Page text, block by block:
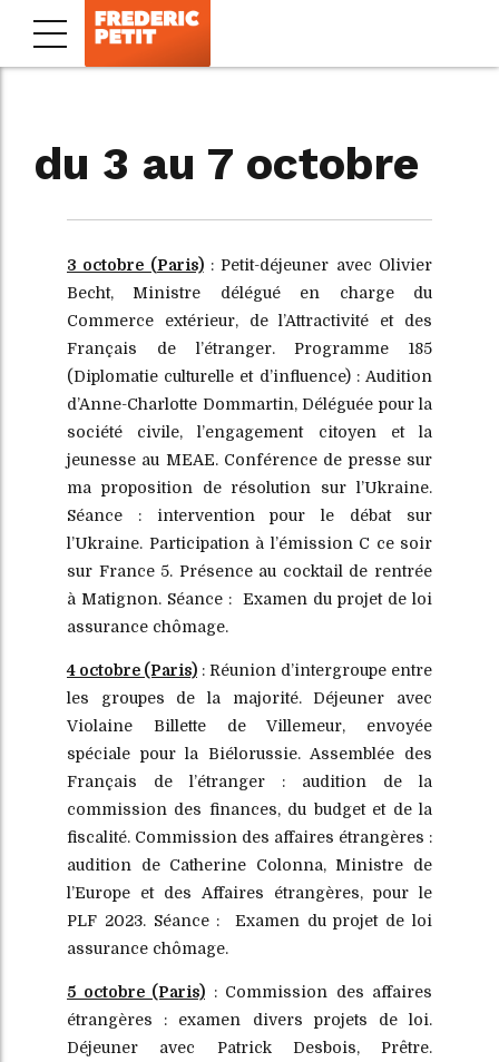
du 3 au 7 octobre
3 octobre (Paris): Petit-déjeuner avec Olivier
Becht, Ministre délégué en charge du
Commerce extérieur, de l’Attractivité et des
Français de l’étranger. Programme 185
(Diplomatie culturelle et d’influence) : Audition
d’Anne-Charlotte Dommartin, Déléguée pour la
société civile, l’engagement citoyen et la
jeunesse au MEAE. Conférence de presse sur
ma proposition de résolution sur l’Ukraine.
Séance : intervention pour le débat sur
l’Ukraine. Participation à l’émission C ce soir
sur France 5. Présence au cocktail de rentrée
à Matignon. Séance : Examen du projet de loi
assurance chômage.
4 octobre (Paris) : Réunion d’intergroupe entre
les groupes de la majorité. Déjeuner avec
Violaine Billette de Villemeur, envoyée
spéciale pour la Biélorussie. Assemblée des
Français de l’étranger : audition de la
commission des finances, du budget et de la
fiscalité. Commission des affaires étrangères :
audition de Catherine Colonna, Ministre de
l’Europe et des Affaires étrangères, pour le
PLF 2023. Séance : Examen du projet de loi
assurance chômage.
5 octobre (Paris) : Commission des affaires
étrangères : examen divers projets de loi.
Déjeuner avec Patrick Desbois, Prêtre.